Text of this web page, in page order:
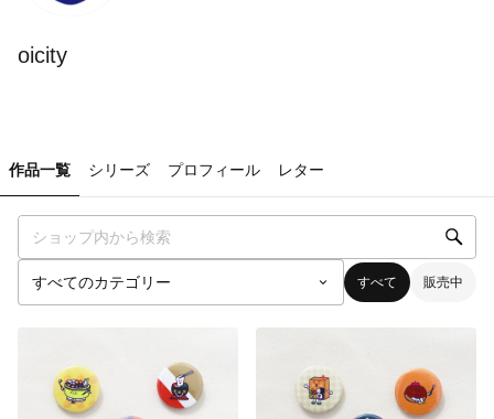
oicity
作品一覧 シリーズ プロフィール レター
すべて 販売中